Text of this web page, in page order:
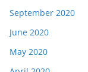
September 2020
June 2020
May 2020